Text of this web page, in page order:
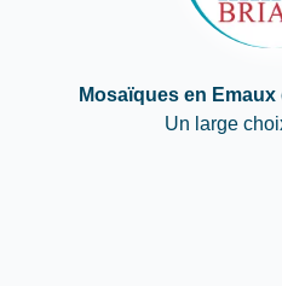
Mosaïques en
Un large